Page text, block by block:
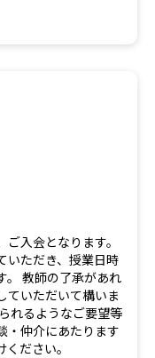
入会となります。
いただき、授業日時
。 教師の了承があれ
ていただいて構いま
れるようなご要望等
・仲介にあたります
ださい。